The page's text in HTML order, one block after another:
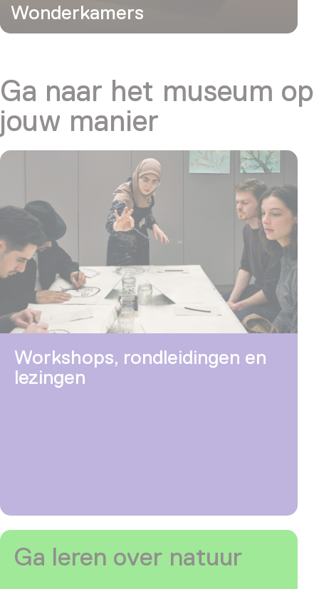
Wonderkamers
Ga naar het museum op
jouw manier
Workshops, rondleidingen en
lezingen
Ga leren over natuur